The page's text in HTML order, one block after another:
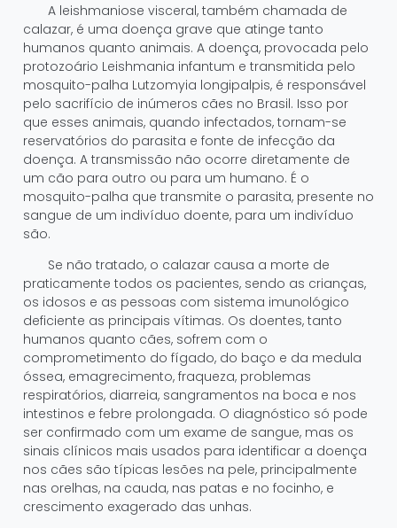
A leishmaniose visceral, também chamada de
calazar, é uma doença grave que atinge tanto
humanos quanto animais. A doença, provocada pelo
protozoário Leishmania infantum e transmitida pelo
mosquito-palha Lutzomyia longipalpis, é responsável
pelo sacrifício de inúmeros cães no Brasil. Isso por
que esses animais, quando infectados, tornam-se
reservatórios do parasita e fonte de infecção da
doença. A transmissão não ocorre diretamente de
um cão para outro ou para um humano. É o
mosquito-palha que transmite o parasita, presente no
sangue de um indivíduo doente, para um indivíduo
são.
Se não tratado, o calazar causa a morte de
praticamente todos os pacientes, sendo as crianças,
os idosos e as pessoas com sistema imunológico
deficiente as principais vítimas. Os doentes, tanto
humanos quanto cães, sofrem com o
comprometimento do fígado, do baço e da medula
óssea, emagrecimento, fraqueza, problemas
respiratórios, diarreia, sangramentos na boca e nos
intestinos e febre prolongada. O diagnóstico só pode
ser confirmado com um exame de sangue, mas os
sinais clínicos mais usados para identificar a doença
nos cães são típicas lesões na pele, principalmente
nas orelhas, na cauda, nas patas e no focinho, e
crescimento exagerado das unhas.